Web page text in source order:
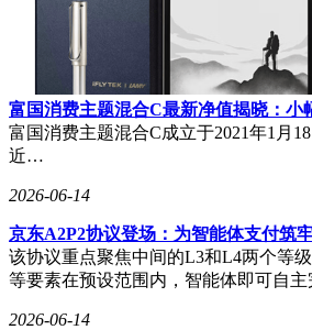
富国消费主题混合C最新净值揭晓：小
富国消费主题混合C成立于2021年1月
近…
2026-06-14
京东A2P2协议登场：为智能体支付筑
该协议重点聚焦中间的L3和L4两个等
等要素在预设范围内，智能体即可自
2026-06-14